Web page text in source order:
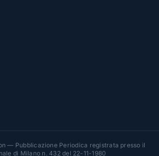
— Pubblicazione Periodica registrata presso il
di Milano n. 432 del 22-11-1980